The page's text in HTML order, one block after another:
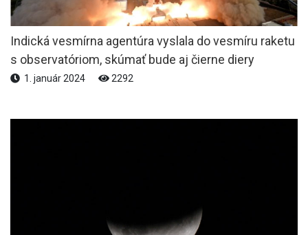
Indická vesmírna agentúra vyslala do vesmíru raketu
s observatóriom, skúmať bude aj čierne diery
1. január 2024 2292